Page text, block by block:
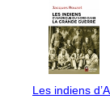
Les indiens